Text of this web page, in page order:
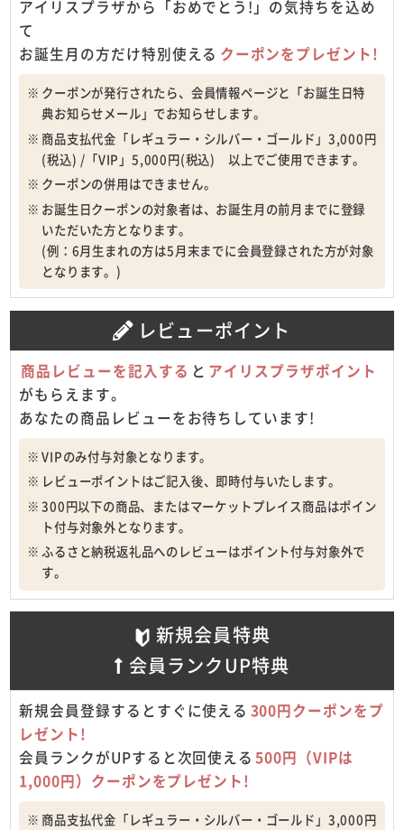
アイリスプラザから「おめでとう!」の気持ちを込め
て
お誕生月の方だけ特別使える クーポンをプレゼント!
クーポンが発行されたら、会員情報ページと「お誕生日特
典お知らせメール」でお知らせします。
商品支払代金「レギュラー・シルバー・ゴールド」3,000円
(税込) /「VIP」5,000円(税込) 以上でご使用できます。
クーポンの併用はできません。
お誕生日クーポンの対象者は、お誕生月の前月までに登録
いただいた方となります。
(例：6月生まれの方は5月末までに会員登録された方が対象
となります。)
レビューポイント
商品レビューを記入する と アイリスプラザポイント
がもらえます。
あなたの商品レビューをお待ちしています!
VIPのみ付与対象となります。
レビューポイントはご記入後、即時付与いたします。
300円以下の商品、またはマーケットプレイス商品はポイン
ト付与対象外となります。
ふるさと納税返礼品へのレビューはポイント付与対象外で
す。
新規会員特典
会員ランクUP特典
新規会員登録するとすぐに使える 300円クーポンをプ
レゼント!
会員ランクがUPすると次回使える 500円（VIPは
1,000円）クーポンをプレゼント!
商品支払代金「レギュラー・シルバー・ゴールド」3,000円